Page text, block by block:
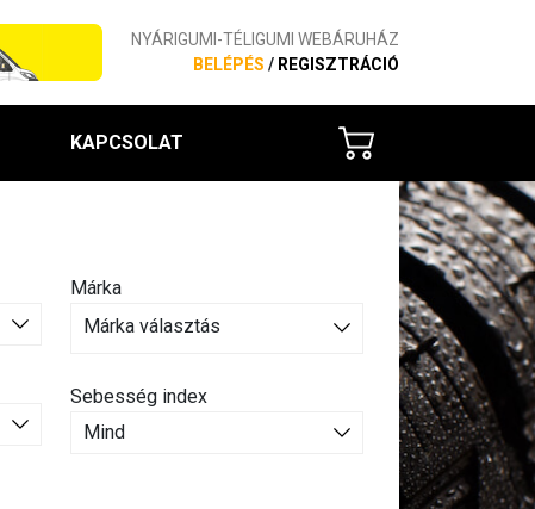
NYÁRIGUMI-TÉLIGUMI WEBÁRUHÁZ
BELÉPÉS / REGISZTRÁCIÓ
KAPCSOLAT
Márka
Márka választás
Sebesség index